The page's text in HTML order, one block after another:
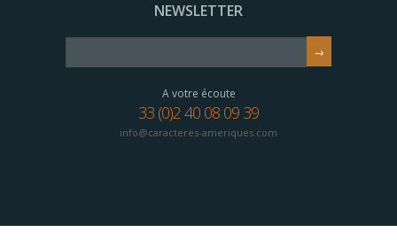
NEWSLETTER
A votre écoute
33 (0)2 40 08 09 39
info@caracteres-ameriques.com